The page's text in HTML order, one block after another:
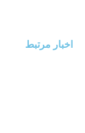
اخبار مرتبط